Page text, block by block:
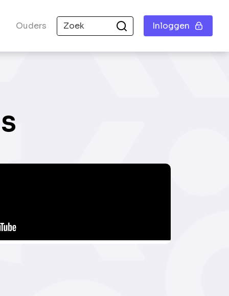
Ouders Inloggen